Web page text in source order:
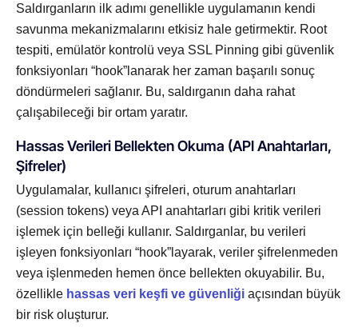
Saldırganların ilk adımı genellikle uygulamanın kendi
savunma mekanizmalarını etkisiz hale getirmektir. Root
tespiti, emülatör kontrolü veya SSL Pinning gibi güvenlik
fonksiyonları “hook”lanarak her zaman başarılı sonuç
döndürmeleri sağlanır. Bu, saldırganın daha rahat
çalışabileceği bir ortam yaratır.
Hassas Verileri Bellekten Okuma (API Anahtarları,
Şifreler)
Uygulamalar, kullanıcı şifreleri, oturum anahtarları
(session tokens) veya API anahtarları gibi kritik verileri
işlemek için belleği kullanır. Saldırganlar, bu verileri
işleyen fonksiyonları “hook”layarak, veriler şifrelenmeden
veya işlenmeden hemen önce bellekten okuyabilir. Bu,
özellikle hassas veri keşfi ve güvenliği açısından büyük
bir risk oluşturur.